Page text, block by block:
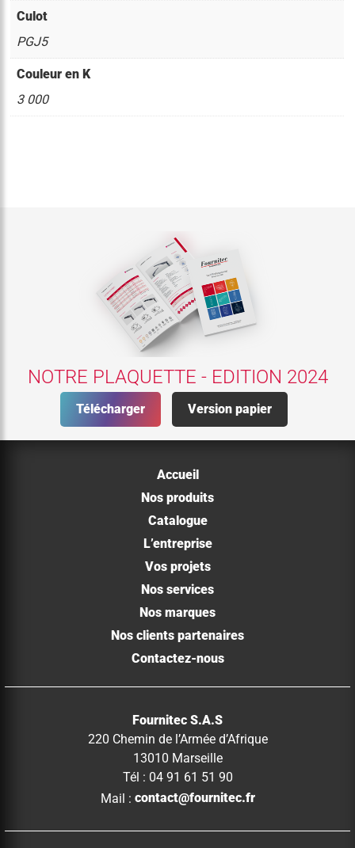
Culot
PGJ5
Couleur en K
3 000
NOTRE PLAQUETTE - EDITION 2024
Télécharger Version papier
Accueil
Nos produits
Catalogue
L’entreprise
Vos projets
Nos services
Nos marques
Nos clients partenaires
Contactez-nous
Fournitec S.A.S
220 Chemin de l’Armée d’Afrique
13010 Marseille
Tél : 04 91 61 51 90
Mail : contact@fournitec.fr